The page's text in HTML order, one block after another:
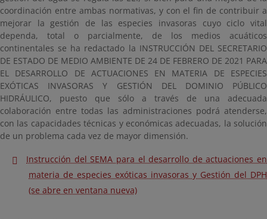
coordinación entre ambas normativas, y con el fin de contribuir a
mejorar la gestión de las especies invasoras cuyo ciclo vital
dependa, total o parcialmente, de los medios acuáticos
continentales se ha redactado la INSTRUCCIÓN DEL SECRETARIO
DE ESTADO DE MEDIO AMBIENTE DE 24 DE FEBRERO DE 2021 PARA
EL DESARROLLO DE ACTUACIONES EN MATERIA DE ESPECIES
EXÓTICAS INVASORAS Y GESTIÓN DEL DOMINIO PÚBLICO
HIDRÁULICO, puesto que sólo a través de una adecuada
colaboración entre todas las administraciones podrá atenderse,
con las capacidades técnicas y económicas adecuadas, la solución
de un problema cada vez de mayor dimensión.
Instrucción del SEMA para el desarrollo de actuaciones en
materia de especies exóticas invasoras y Gestión del DPH
(se abre en ventana nueva)